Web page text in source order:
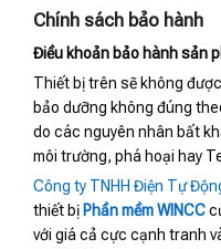
Chính sách bảo hành
Điều khoản bảo hành sản
Thiết bị trên sẽ không
bảo dưỡng không đúng
do các nguyên nhân bất
môi trường, phá hoại hay
Công ty TNHH Điện Tự
thiết bị Phần mềm WINCC
với giá cả cực cạnh tranh